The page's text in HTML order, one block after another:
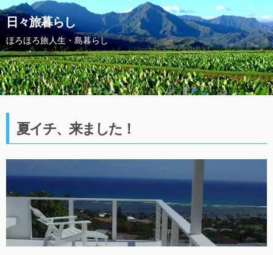
日々旅暮らし
ほろほろ旅人生・島暮らし
夏イチ、来ました！